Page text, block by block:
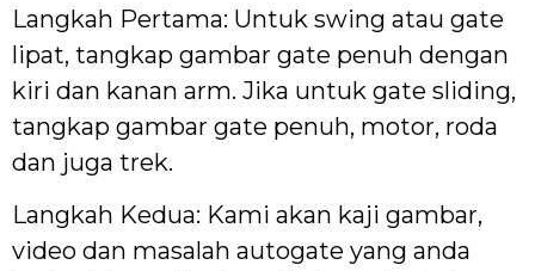
Langkah Pertama: Untuk swing atau gate
lipat, tangkap gambar gate penuh dengan
kiri dan kanan arm. Jika untuk gate sliding,
tangkap gambar gate penuh, motor, roda
dan juga trek.
Langkah Kedua: Kami akan kaji gambar,
video dan masalah autogate yang anda